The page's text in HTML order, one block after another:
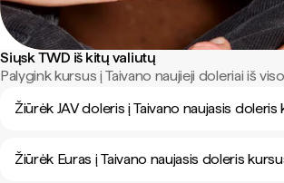
Siųsk TWD iš kitų valiutų
Palygink kursus į Taivano naujieji doleriai iš
Žiūrėk JAV doleris į Taivano naujasis doleris
Žiūrėk Euras į Taivano naujasis doleris